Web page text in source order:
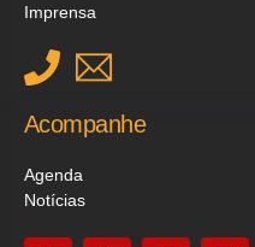
Imprensa
Acompanhe
Agenda
Notícias